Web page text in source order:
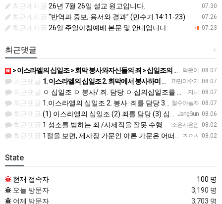
07.30
최근게시글 26년 7월 26일 설교 원고입니다.
07.26
최근게시글 “반역과 중보, 용서와 결과” (민수기 14:11-23)
+8 07.23
최근게시글 26일 주일아침예배 본문 및 안내입니다.
+
최근댓글
덕쭌이 08.07
> 이스라엘의 십일조 > 회막 봉사와자신들의 죄 > 십일조의 십일조 > 가장 좋은 부분 > 성물을 더럽히지 …
까만미수기 08.07
최근댓글 1. 이스라엘의 십일조 2. 회막에서 봉사하며 자기들의 죄를 담당 3. 열째 몫. 십일조의 십일조 4. 받은…
지니 08.07
최근댓글 ㅇ 십일조 ㅇ 봉사/ 죄. 담당 ㅇ 십의십일조를 저제물로 드림 ㅇ 흠 없고 아름다운것 ㅇ 죄 / 죽음
철수야놀자 08.07
최근댓글 1.이스라엘의 십일조 2. 봉사. 죄를 담당 3.십일조 4 흠 없이 좋은 것 5.죄. 죽음
JangGun 08.06
최근댓글 (1) 이스라엘의 십일조 (2) 죄를 담당 (3) 십일조의 십일조 (4) 가장 아름다운 것 (5) 성물을 더…
소은시은맘 08.02
최근댓글 1.성소를 범하는 죄 /사제직을 잘못 수행한죄 2.진노가 다시는 이스라엘 자손에게 미치지 않는다. 3.모든 …
ㅈㅇㅅ 08.02
최근댓글 1절을 보면, 제사장 가문인 아론 가문은 어떠한 죄에 대하여 책임을 져야 했습니까? 공동번역으로 살펴보세요.…
State
현재 접속자
100 명
오늘 방문자
3,190 명
어제 방문자
3,703 명